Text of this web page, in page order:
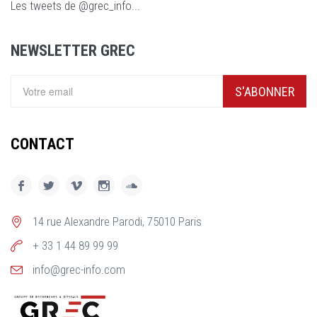
Les tweets de @grec_info...
NEWSLETTER GREC
S'ABONNER
CONTACT
14 rue Alexandre Parodi, 75010 Paris
+ 33 1 44 89 99 99
info@grec-info.com